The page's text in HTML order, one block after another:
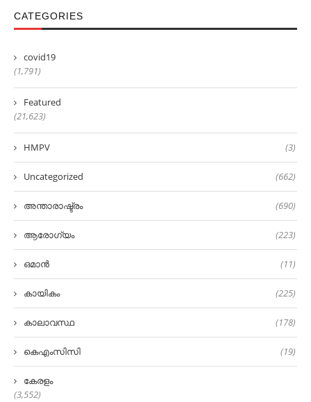
CATEGORIES
covid19
(1,791)
Featured
(21,623)
HMPV (3)
Uncategorized (662)
അന്താരാഷ്ട്രം (690)
ആരോഗ്യം (223)
ഒമാൻ (11)
കായികം (225)
കാലാവസ്ഥ (178)
കെഎംസിസി (19)
കേരളം
(3,552)